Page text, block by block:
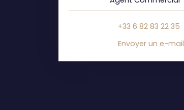
+33 6 82 83 22 35
Envoyer un e-mail